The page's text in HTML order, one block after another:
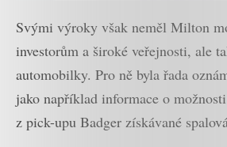
Svými výroky však neměl Milton
investorům a široké veřejnosti, ale
automobilky. Pro ně byla řada
jako například informace o
z pick-upu Badger získávané